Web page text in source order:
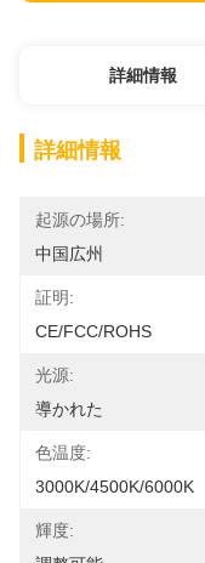
詳細情報
詳細情報
起源の場所:
中国広州
証明:
CE/FCC/ROHS
光源:
導かれた
色温度:
3000K/4500K/6000K
輝度: